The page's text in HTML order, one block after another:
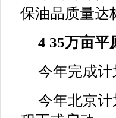
保油品质量达
4 35万亩平
今年完成
今年北京